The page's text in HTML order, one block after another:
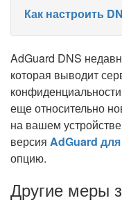
Как настроить
AdGuard DNS
которая выводит
еще относительно
на вашем
версия AdGuard
опцию.
Другие меры